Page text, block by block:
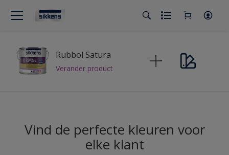
Rubbol Satura
Verander product
Vind de perfecte kleuren voor
elke klant